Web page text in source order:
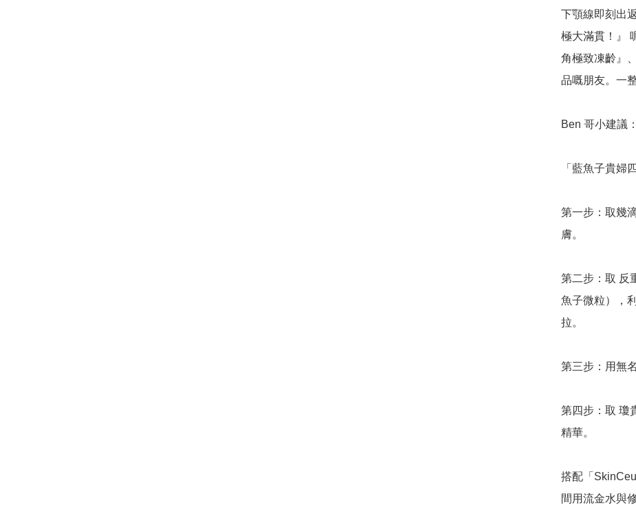
下顎線即刻出
極大滿貫！』
角極致凍齡』
品嘅朋友。一
Ben 哥小建議：
「藍魚子貴婦
第一步：取幾
膚。
第二步：取 反
魚子微粒），
拉。
第三步：用無
第四步：取 瓊
精華。
搭配「
間用流金水與